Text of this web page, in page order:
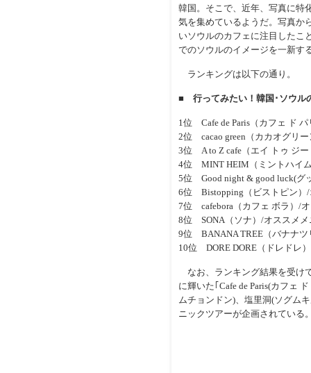
韓国。そこで、近年、写真に特
気を集めているようだ。写真か
いソウルのカフェに注目したこ
でのソウルのイメージを一新す
ランキングは以下の通り。
■ 行ってみたい！韓国･ソウル
1位 Cafe de Paris（カフェ ド
2位 cacao green（カカオグリ
3位 A to Z cafe（エイ トゥ ジ
4位 MINT HEIM（ミントハイ
5位 Good night & good luck(グ
6位 Bistopping（ビストピン）/
7位 cafebora（カフェ ボラ）/
8位 SONA（ソナ）/オススメメ
9位 BANANA TREE（バナナツ
10位 DORE DORE（ドレドレ
なお、ランキング結果を受け
に輝いた｢Cafe de Paris(カフェ
ムチョンドン)、塩里洞(ソグム
ニックツアーが企画されている